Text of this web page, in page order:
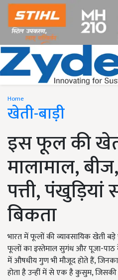
Home
खेती-बाड़ी
इस फूल की
मालामाल,
पत्ती,
बिकता
भारत में फूलों की व्यावसायिक खेती
फूलों का इस्तेमाल सुगंध और पूजा-
में औषधीय गुण भी मौजूद होते हैं,
होता है उन्हीं में से एक है कुसुम,